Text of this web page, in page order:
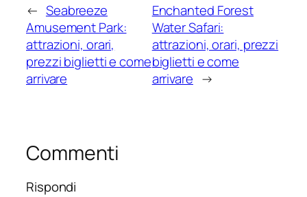
← Seabreeze
Amusement Park:
attrazioni, orari,
prezzi biglietti e come
arrivare
Enchanted Forest
Water Safari:
attrazioni, orari, prezzi
biglietti e come
arrivare →
Commenti
Rispondi